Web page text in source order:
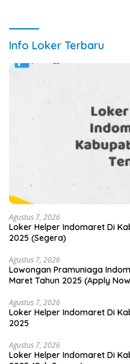
Info Loker Terbaru
Agustus 7, 2026
Loker Helper Indomaret Di
2025 (Segera)
Agustus 7, 2026
Lowongan Pramuniaga
Maret Tahun 2025 (Apply
Agustus 7, 2026
Loker Helper Indomaret Di
2025
Agustus 7, 2026
Loker Helper Indomaret Di